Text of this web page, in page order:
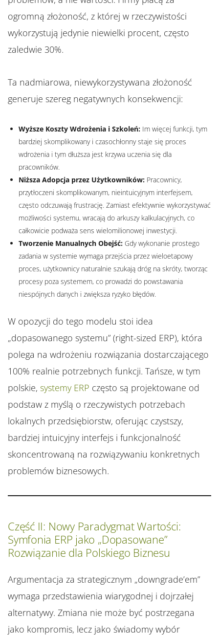
ogromną złożoność, z której w rzeczywistości
wykorzystują jedynie niewielki procent, często
zaledwie 30%.
Ta nadmiarowa, niewykorzystywana złożoność
generuje szereg negatywnych konsekwencji:
Wyższe Koszty Wdrożenia i Szkoleń: Im więcej funkcji, tym
bardziej skomplikowany i czasochłonny staje się proces
wdrożenia i tym dłuższa jest krzywa uczenia się dla
pracowników.
Niższa Adopcja przez Użytkowników: Pracownicy,
przytłoczeni skomplikowanym, nieintuicyjnym interfejsem,
często odczuwają frustrację. Zamiast efektywnie wykorzystywać
możliwości systemu, wracają do arkuszy kalkulacyjnych, co
całkowicie podważa sens wielomilionowej inwestycji.
Tworzenie Manualnych Obejść: Gdy wykonanie prostego
zadania w systemie wymaga przejścia przez wieloetapowy
proces, użytkownicy naturalnie szukają dróg na skróty, tworząc
procesy poza systemem, co prowadzi do powstawania
niespójnych danych i zwiększa ryzyko błędów.
W opozycji do tego modelu stoi idea
„dopasowanego systemu” (right-sized ERP), która
polega na wdrożeniu rozwiązania dostarczającego
100% realnie potrzebnych funkcji. Tańsze, w tym
polskie, systemy ERP często są projektowane od
podstaw z myślą o rzeczywistych potrzebach
lokalnych przedsiębiorstw, oferując czystszy,
bardziej intuicyjny interfejs i funkcjonalność
skoncentrowaną na rozwiązywaniu konkretnych
problemów biznesowych.
Część II: Nowy Paradygmat Wartości:
Symfonia ERP jako „Dopasowane”
Rozwiązanie dla Polskiego Biznesu
Argumentacja za strategicznym „downgrade’em”
wymaga przedstawienia wiarygodnej i dojrzałej
alternatywy. Zmiana nie może być postrzegana
jako kompromis, lecz jako świadomy wybór